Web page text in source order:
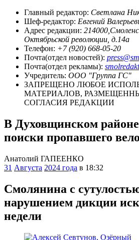
Главный редактор: Светлана
Шеф-редактор: Евгений
Адрес редакции:
Октябрьской революции, д.14а
Телефон: +7 (920) 668-05-20
Почта(отдел новостей):
Почта(отдел рекламы):
Учредитель: ООО "Группа ГС"
ЗАПРЕЩЕНО ЛЮБОЕ
МАТЕРИАЛОВ,
СОГЛАСИЯ РЕДАКЦИИ
В Духовщинском
поиски пропавшего
Анатолий ГАПЕЕНКО
31 Августа 2024 года в 18:32
Смолянина с
нарушением дикции
недели